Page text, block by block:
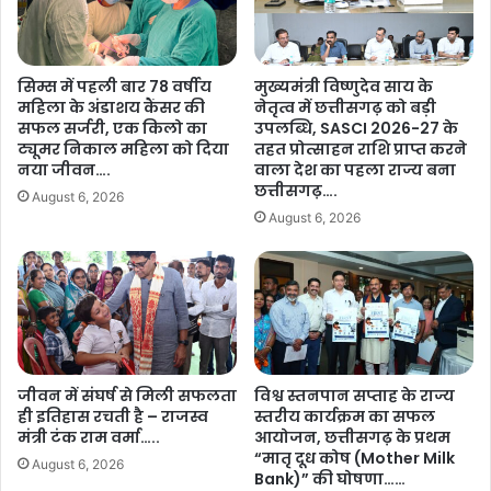
णा
त्म
क
वि
का
स
औ
स
स्या
ओं
प
र
हु
ई
च
र्चा
…
.
इ
को
पा
र्क
ब
ना
छ
त्ती
स
के
लि
ए
आ
क
र्ष
ण
का
कें
द्र
सिम्स में पहली बार 78 वर्षीय
महिला के अंडाशय कैंसर की
सफल सर्जरी, एक किलो का
ट्यूमर निकाल महिला को दिया
नया जीवन….
August 6, 2026
मुख्यमंत्री विष्णुदेव साय के
नेतृत्व में छत्तीसगढ़ को बड़ी
उपलब्धि, SASCI 2026-27 के
तहत प्रोत्साहन राशि प्राप्त करने
वाला देश का पहला राज्य बना
छत्तीसगढ़….
August 6, 2026
जीवन में संघर्ष से मिली सफलता
ही इतिहास रचती है – राजस्व
मंत्री टंक राम वर्मा…..
August 6, 2026
विश्व स्तनपान सप्ताह के राज्य
स्तरीय कार्यक्रम का सफल
आयोजन, छत्तीसगढ़ के प्रथम
“मातृ दूध कोष (Mother Milk
Bank)” की घोषणा……